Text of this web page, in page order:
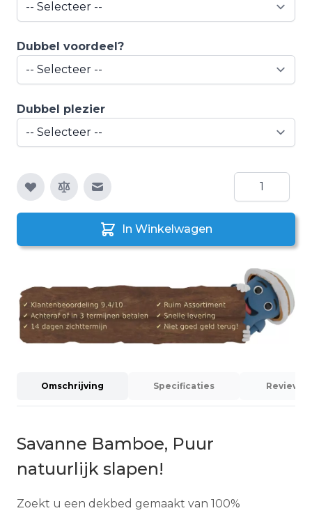
Dubbel voordeel?
Dubbel plezier
E-mail naar een vriend
Aantal
In Winkelwagen
Omschrijving Specificaties Reviews
Savanne Bamboe, Puur
natuurlijk slapen!
Zoekt u een dekbed gemaakt van 100%